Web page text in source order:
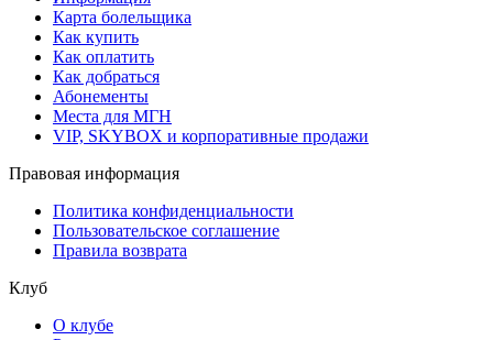
Карта болельщика
Как купить
Как оплатить
Как добраться
Абонементы
Места для МГН
VIP, SKYBOX и корпоративные продажи
Правовая информация
Политика конфиденциальности
Пользовательское соглашение
Правила возврата
Клуб
О клубе